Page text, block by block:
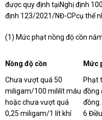
được quy định tạiNghị định
định 123/2021/NĐ-CPcụ thể
(1) Mức phạt nồng độ cồn
Nồng độ cồn Mức
Chưa vượt quá 50
miligam/100 mililít máu
hoặc chưa vượt quá
0,25 miligam/1 lít khí
Phạt
đồng
6